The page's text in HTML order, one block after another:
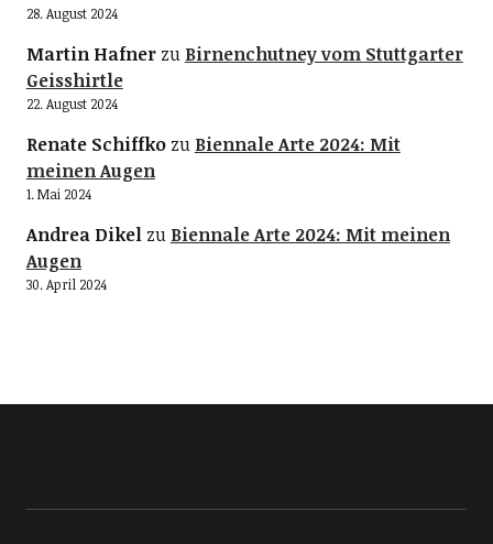
28. August 2024
Martin Hafnerzu Birnenchutney vom Stuttgarter
Geisshirtle
22. August 2024
Renate Schiffkozu Biennale Arte 2024: Mit
meinen Augen
1. Mai 2024
Andrea Dikelzu Biennale Arte 2024: Mit meinen
Augen
30. April 2024